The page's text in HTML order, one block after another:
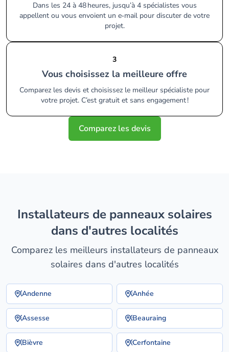
Dans les 24 à 48 heures, jusqu’à 4 spécialistes vous
appellent ou vous envoient un e‑mail pour discuter de votre
projet.
3
Vous choisissez la meilleure offre
Comparez les devis et choisissez le meilleur spécialiste pour
votre projet. C’est gratuit et sans engagement !
Comparez les devis
installateurs de panneaux solaires
dans d'autres localités
Comparez les meilleurs installateurs de panneaux
solaires dans d'autres localités
Andenne Anhée
Assesse Beauraing
Bièvre Cerfontaine